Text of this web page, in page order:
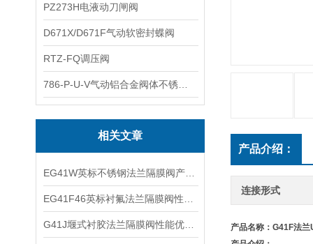
PZ273H电液动刀闸阀
D671X/D671F气动软密封蝶阀
RTZ-FQ调压阀
相关文章
产品介绍：
连接形式
产品名称：G41F法